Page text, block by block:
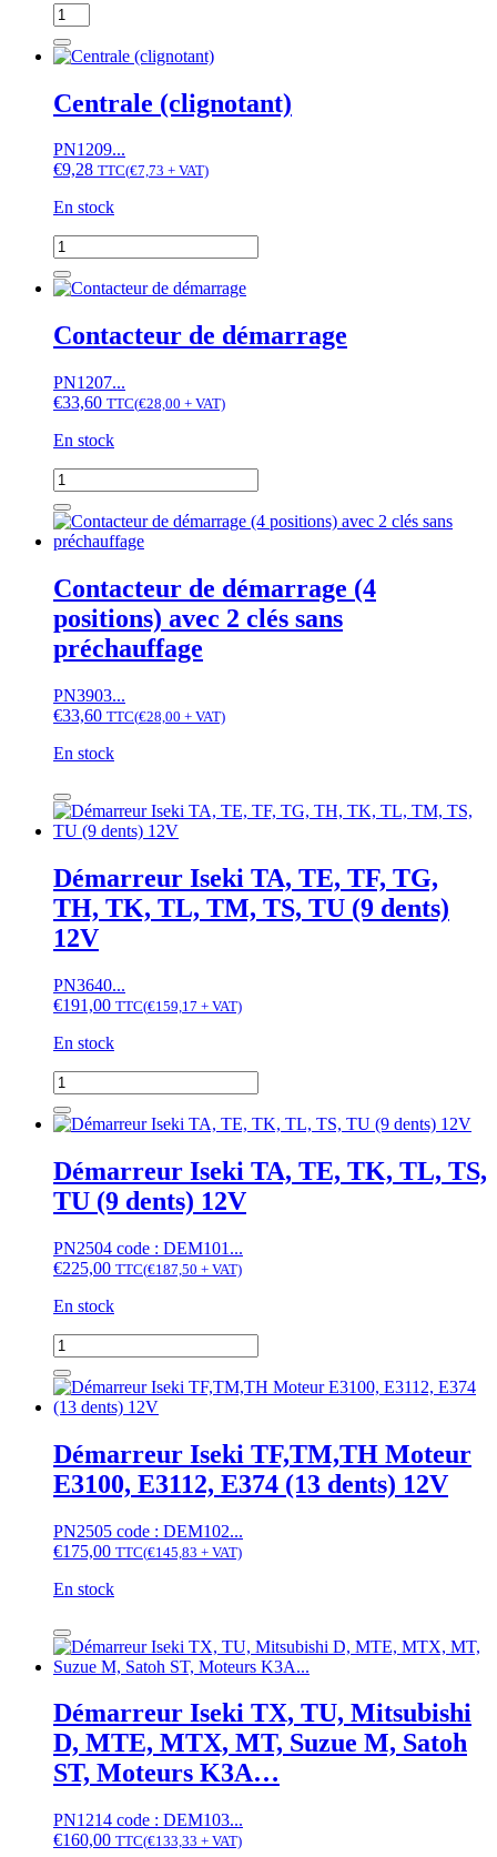
KE70,
KE75
quantité
de
Alternateur
MT,
MTX,
TU,
Moteur
Centrale (clignotant)
PN1209...
€9,28 TTC(€7,73 + VAT)
En stock
quantité
de
Centrale
Contacteur de démarrage
PN1207...
€33,60 TTC(€28,00 + VAT)
En stock
quantité
de
Contacteur
de
démarrage
Contacteur de démarrage (4
positions) avec 2 clés sans
préchauffage
PN3903...
€33,60 TTC(€28,00 + VAT)
En stock
quantité
de
Contacteur
démarrage
(4
positions)
avec
2
sans
préchauffage
Démarreur Iseki TA, TE, TF, TG,
TH, TK, TL, TM, TS, TU (9 dents)
12V
PN3640...
€191,00 TTC(€159,17 + VAT)
En stock
quantité
de
Démarreur
TA,
TE,
TF,
TG,
TH,
TK,
TL,
TM,
TS,
TU
(9
dents)
12V
Démarreur Iseki TA, TE, TK, TL, TS,
TU (9 dents) 12V
PN2504 code : DEM101...
€225,00 TTC(€187,50 + VAT)
En stock
quantité
de
Démarreur
Iseki
TA,
TE,
TK,
TL,
TS,
TU
(9
dents)
12V
Démarreur Iseki TF,TM,TH Moteur
E3100, E3112, E374 (13 dents) 12V
PN2505 code : DEM102...
€175,00 TTC(€145,83 + VAT)
En stock
quantité
de
Démarreur
TF,TM,TH
Moteur
E3100,
E3112,
E374
dents)
12V
Démarreur Iseki TX, TU, Mitsubishi
D, MTE, MTX, MT, Suzue M, Satoh
ST, Moteurs K3A…
PN1214 code : DEM103...
€160,00 TTC(€133,33 + VAT)